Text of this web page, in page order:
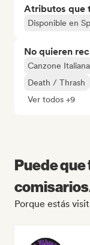
Atributos que
Disponible en
No quieren
Canzone Italiana
Death / Thrash
Ver todos +9
Puede
Porque estás